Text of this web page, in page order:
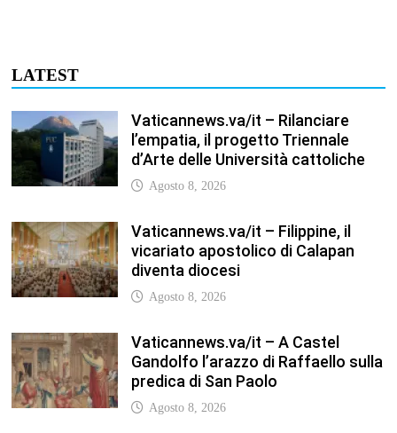
LATEST
Vaticannews.va/it – Rilanciare
l’empatia, il progetto Triennale
d’Arte delle Università cattoliche
Agosto 8, 2026
Vaticannews.va/it – Filippine, il
vicariato apostolico di Calapan
diventa diocesi
Agosto 8, 2026
Vaticannews.va/it – A Castel
Gandolfo l’arazzo di Raffaello sulla
predica di San Paolo
Agosto 8, 2026